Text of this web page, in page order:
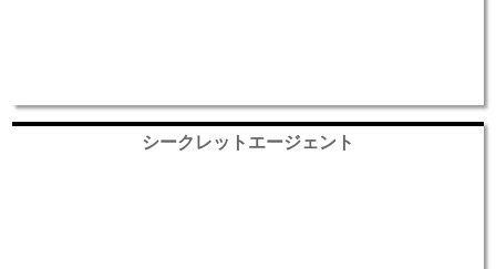
シークレットエージェント